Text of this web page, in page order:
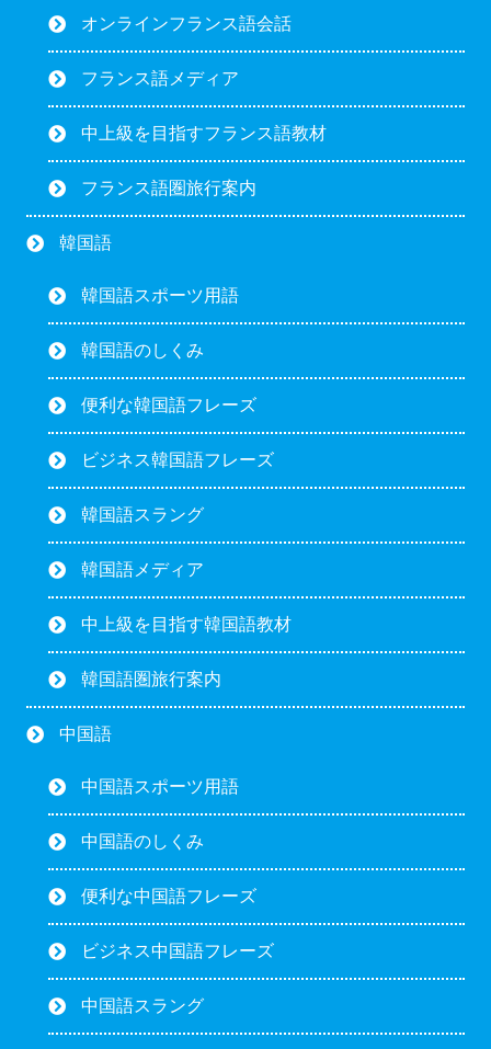
オンラインフランス語会話
フランス語メディア
中上級を目指すフランス語教材
フランス語圏旅行案内
韓国語
韓国語スポーツ用語
韓国語のしくみ
便利な韓国語フレーズ
ビジネス韓国語フレーズ
韓国語スラング
韓国語メディア
中上級を目指す韓国語教材
韓国語圏旅行案内
中国語
中国語スポーツ用語
中国語のしくみ
便利な中国語フレーズ
ビジネス中国語フレーズ
中国語スラング